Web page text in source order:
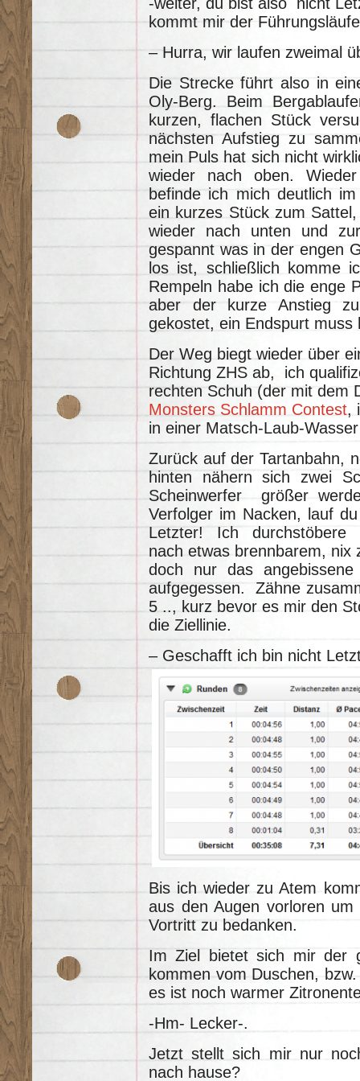
kommt mir der
– Hurra, wir laufen zweimal
Die Strecke führt also in
Oly-Berg. Beim
kurzen, flachen Stück
nächsten Aufstieg zu
mein Puls hat sich nicht
wieder nach oben.
befinde ich mich deutlich
ein kurzes Stück zum
wieder nach unten und
gespannt was in der engen
los ist, schließlich komme
Rempeln habe ich die enge
aber der kurze Anstieg
gekostet, ein Endspurt muss
Der Weg biegt wieder über
Richtung ZHS ab, ich
rechten Schuh (der mit dem
Monsters Schlamm Contest,
in einer Matsch-Laub-
Zurück auf der Tartanbahn,
hinten nähern sich zwei
Scheinwerfer größer
Verfolger im Nacken, lauf
Letzter! Ich durchstöbere
nach etwas brennbarem,
doch nur das
aufgegessen. Zähne
5 .., kurz bevor es mir den
die Ziellinie.
– Geschafft ich bin nicht
Bis ich wieder zu Atem
aus den Augen vorloren
Vortritt zu bedanken.
Im Ziel bietet sich mir der
kommen vom Duschen,
es ist noch warmer
-Hm- Lecker-.
Jetzt stellt sich mir nur
nach hause?